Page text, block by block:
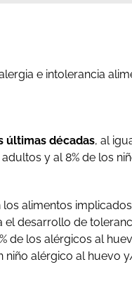
e intolerancia
últimas décadas, al
y al 8% de los
los alimentos
desarrollo de
de los alérgicos al
alérgico al huevo